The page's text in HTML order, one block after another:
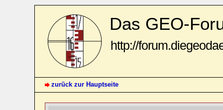
Das GEO-
http://
zurück zur Hauptseite